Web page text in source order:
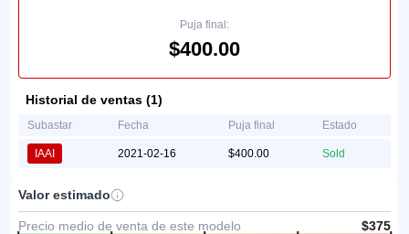
Puja final:
$400.00
Historial de ventas (1)
Subastar Fecha Puja final Estado
IAAI 2021-02-16 $400.00 Sold
Valor estimado
Precio medio de venta de este modelo $375